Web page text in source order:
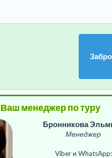
Ваш менеджер по туру
Бронникова
Менеджер
Viber и WhatsApp: